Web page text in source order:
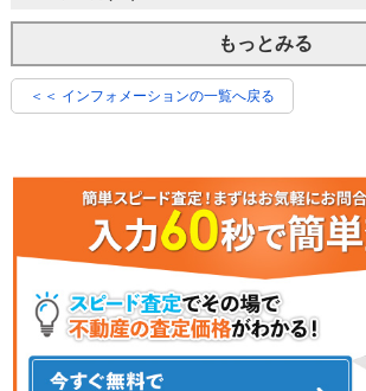
もっとみる
＜＜ インフォメーションの一覧へ戻る